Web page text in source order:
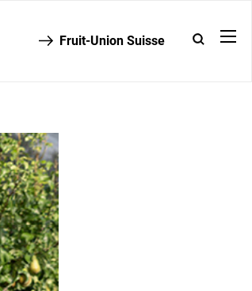
Fruit-Union Suisse